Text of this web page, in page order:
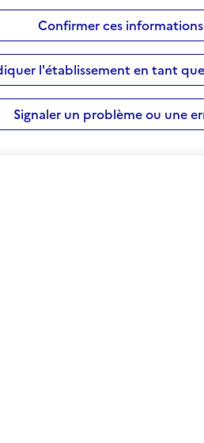
Confirmer ces informations
l'établissement en tant
Signaler un problème ou une